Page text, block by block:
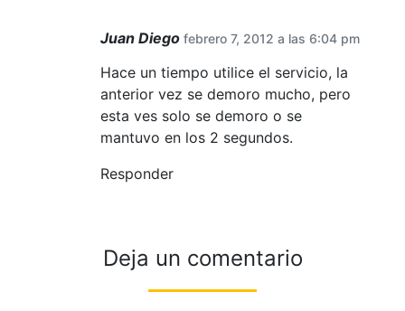
Juan Diego febrero 7, 2012 a las 6:04 pm
Hace un tiempo utilice el servicio, la
anterior vez se demoro mucho, pero
esta ves solo se demoro o se
mantuvo en los 2 segundos.
Responder
Deja un comentario